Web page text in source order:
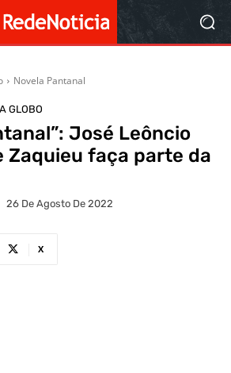
Novela Pantanal
GLOBO
José Leôncio
Zaquieu faça parte da
26 De Agosto De 2022
X